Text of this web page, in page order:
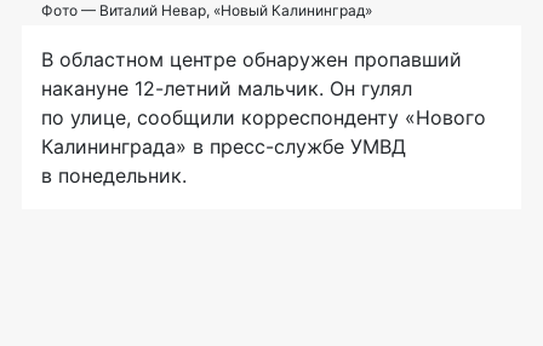
Фото — Виталий Невар, «Новый Калининград»
В областном центре обнаружен пропавший
накануне 12-летний мальчик. Он гулял
по улице, сообщили корреспонденту «Нового
Калининграда» в пресс-службе УМВД
в понедельник.